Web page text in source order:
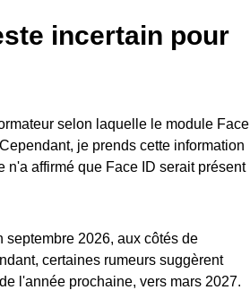
incertain pour
selon laquelle le module Face
je prends cette information
affirmé que Face ID serait présent
septembre 2026, aux côtés de
certaines rumeurs suggèrent
l'année prochaine, vers mars 2027.